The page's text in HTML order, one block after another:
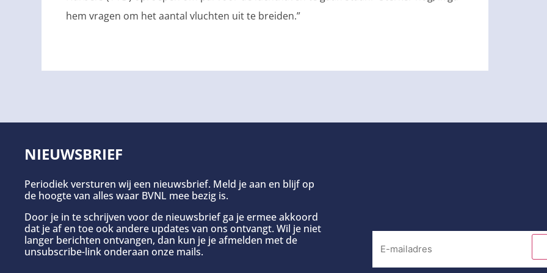
hem vragen om het aantal vluchten uit te breiden.”
NIEUWSBRIEF
Periodiek versturen wij een nieuwsbrief. Meld je aan en blijf op
de hoogte van alles waar BVNL mee bezig is.
Door je in te schrijven voor de nieuwsbrief ga je ermee akkoord
dat je af en toe ook andere updates van ons ontvangt. Wil je niet
langer berichten ontvangen, dan kun je je afmelden met de
unsubscribe-link onderaan onze mails.